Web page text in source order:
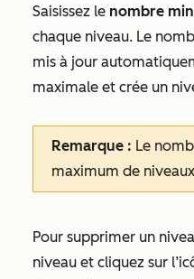
Saisissez le nombre
chaque niveau. Le
mis à jour
maximale et crée un
Remarque : Le
maximum de
Pour supprimer un
niveau et cliquez sur